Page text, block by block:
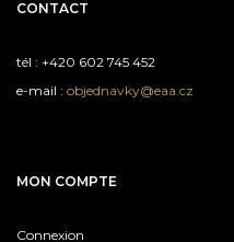
CONTACT
tél : +420 602 745 452
e-mail : objednavky@eaa.cz
MON COMPTE
Connexion